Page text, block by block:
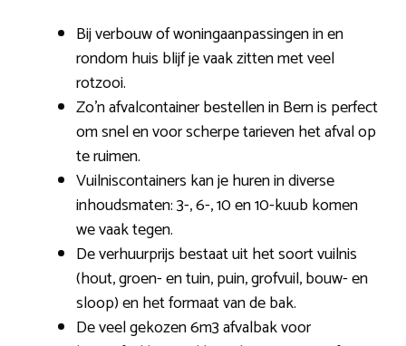
Bij verbouw of woningaanpassingen in en
rondom huis blijf je vaak zitten met veel
rotzooi.
Zo’n afvalcontainer bestellen in Bern is perfect
om snel en voor scherpe tarieven het afval op
te ruimen.
Vuilniscontainers kan je huren in diverse
inhoudsmaten: 3-, 6-, 10 en 10-kuub komen
we vaak tegen.
De verhuurprijs bestaat uit het soort vuilnis
(hout, groen- en tuin, puin, grofvuil, bouw- en
sloop) en het formaat van de bak.
De veel gekozen 6m3 afvalbak voor